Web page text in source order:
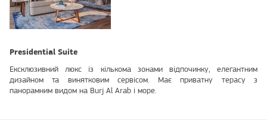
Presidential Suite
Ексклюзивний люкс із кількома зонами відпочинку, елегантним
дизайном та винятковим сервісом. Має приватну терасу з
панорамним видом на Burj Al Arab і море.